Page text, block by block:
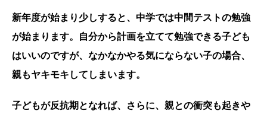
新年度が始まり少しすると、中学では中間テストの勉強
が始まります。自分から計画を立てて勉強できる子ども
はいいのですが、なかなかやる気にならない子の場合、
親もヤキモキしてしまいます。
子どもが反抗期となれば、さらに、親との衝突も起きや